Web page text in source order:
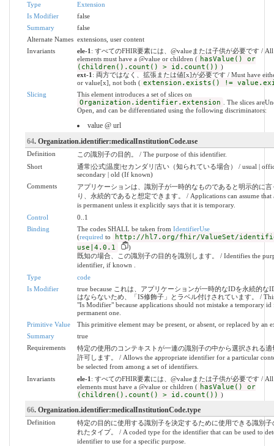
Type
Extension
Is Modifier
false
Summary
false
Alternate Names extensions, user content
Invariants
ele-1 : すべてのFHIR要素には、@valueまたは子供が必要です /
elements must have a @value or children ( hasValue() or
(children().count() > id.count()) )
ext-1 : 両方ではなく、拡張または値[x]が必要です / Must have
or value[x], not both ( extension.exists() !=
Slicing This element introduces a set of slices on
Organization.identifier.extension
. The slices
Open, and can be differentiated using the following discriminators:
value @ url
64. Organization.identifier:medicalInstitutionCode.use
Definition
この識別子の目的。 / The purpose of this identifier.
Short
通常|公式|温度|セカンダリ|古い（知られている場合） / usual |
secondary | old (If known)
Comments
アプリケーションは、識別子が一時的なものであると明示的に言
り、永続的であると想定できます。 / Applications can assume that
is permanent unless it explicitly says that it is temporary.
Control
0..1
Binding
The codes SHALL be taken from IdentifierUse
(required to
http://hl7.org/fhir/ValueSet/
use|4.0.1
)
既知の場合、この識別子の目的を識別します。 / Identifies the
identifier, if known .
Type
code
Is Modifier
true because これは、アプリケーションが一時的なIDを永続的な
はならないため、「IS修飾子」とラベル付けされています。 /
"Is Modifier" because applications should not mistake a temporary id
permanent one.
Primitive Value
This primitive element may be present, or absent, or replaced by an
Summary
true
Requirements
特定の使用のコンテキストが一連の識別子の中から選択される適
許可します。 / Allows the appropriate identifier for a particular
be selected from among a set of identifiers.
Invariants
ele-1 : すべてのFHIR要素には、@valueまたは子供が必要です /
elements must have a @value or children ( hasValue() or
(children().count() > id.count()) )
66. Organization.identifier:medicalInstitutionCode.type
Definition
特定の目的に使用する識別子を決定するために使用できる識別子
れたタイプ。 / A coded type for the identifier that can be used to
identifier to use for a specific purpose.